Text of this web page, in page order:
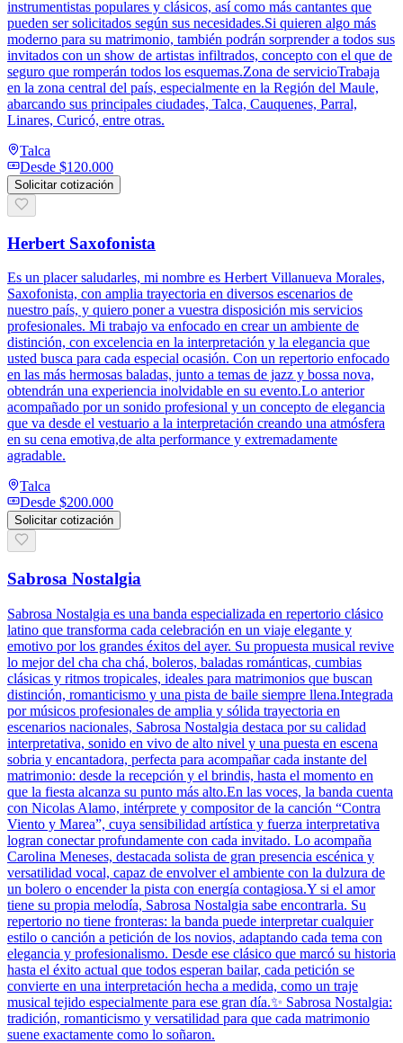
instrumentistas populares y clásicos, así como más cantantes que
pueden ser solicitados según sus necesidades.Si quieren algo más
moderno para su matrimonio, también podrán sorprender a todos sus
invitados con un show de artistas infiltrados, concepto con el que de
seguro que romperán todos los esquemas.Zona de servicioTrabaja
en la zona central del país, especialmente en la Región del Maule,
abarcando sus principales ciudades, Talca, Cauquenes, Parral,
Linares, Curicó, entre otras.
Talca
Desde $120.000
Solicitar cotización
Herbert Saxofonista
Es un placer saludarles, mi nombre es Herbert Villanueva Morales,
Saxofonista, con amplia trayectoria en diversos escenarios de
nuestro país, y quiero poner a vuestra disposición mis servicios
profesionales. Mi trabajo va enfocado en crear un ambiente de
distinción, con excelencia en la interpretación y la elegancia que
usted busca para cada especial ocasión. Con un repertorio enfocado
en las más hermosas baladas, junto a temas de jazz y bossa nova,
obtendrán una experiencia inolvidable en su evento.Lo anterior
acompañado por un sonido profesional y un concepto de elegancia
que va desde el vestuario a la interpretación creando una atmósfera
en su cena emotiva,de alta performance y extremadamente
agradable.
Talca
Desde $200.000
Solicitar cotización
Sabrosa Nostalgia
Sabrosa Nostalgia es una banda especializada en repertorio clásico
latino que transforma cada celebración en un viaje elegante y
emotivo por los grandes éxitos del ayer. Su propuesta musical revive
lo mejor del cha cha chá, boleros, baladas románticas, cumbias
clásicas y ritmos tropicales, ideales para matrimonios que buscan
distinción, romanticismo y una pista de baile siempre llena.Integrada
por músicos profesionales de amplia y sólida trayectoria en
escenarios nacionales, Sabrosa Nostalgia destaca por su calidad
interpretativa, sonido en vivo de alto nivel y una puesta en escena
sobria y encantadora, perfecta para acompañar cada instante del
matrimonio: desde la recepción y el brindis, hasta el momento en
que la fiesta alcanza su punto más alto.En las voces, la banda cuenta
con Nicolas Alamo, intérprete y compositor de la canción “Contra
Viento y Marea”, cuya sensibilidad artística y fuerza interpretativa
logran conectar profundamente con cada invitado. Lo acompaña
Carolina Meneses, destacada solista de gran presencia escénica y
versatilidad vocal, capaz de envolver el ambiente con la dulzura de
un bolero o encender la pista con energía contagiosa.Y si el amor
tiene su propia melodía, Sabrosa Nostalgia sabe encontrarla. Su
repertorio no tiene fronteras: la banda puede interpretar cualquier
estilo o canción a petición de los novios, adaptando cada tema con
elegancia y profesionalismo. Desde ese clásico que marcó su historia
hasta el éxito actual que todos esperan bailar, cada petición se
convierte en una interpretación hecha a medida, como un traje
musical tejido especialmente para ese gran día.✨ Sabrosa Nostalgia:
tradición, romanticismo y versatilidad para que cada matrimonio
suene exactamente como lo soñaron.